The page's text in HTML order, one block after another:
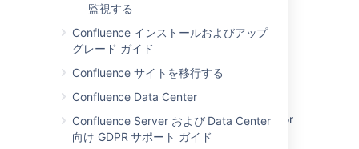
監視する
Confluence インストールおよびアップ
グレード ガイド
Confluence サイトを移行する
Confluence Data Center
Confluence Server および Data Center
向け GDPR サポート ガイド
Compressing an HTTP Response within
Confluence
About
Some Users Receive an Empty or Blank Editor
Instead of Page Content When Editing